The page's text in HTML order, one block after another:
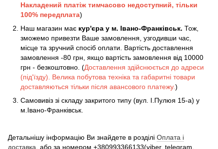
Накладений платіж тимчасово недоступний, тільки
100% передплата)
Наш магазин має кур'єра у м. Івано-Франківськ. Тож,
зможемо привезти Ваше замовлення, узгодивши час,
місце та зручний спосіб оплати. Вартість доставлення
замовлення -80 грн, якщо вартість замовлення від 10000
грн - безкоштовно. (Доставлення здійснюється до адреси
(під'їзду). Велика побутова техніка та габаритні товари
доставляються тільки після авансового платежу.)
Самовивіз зі складу закритого типу (вул. І.Пулюя 15-а) у
м.Івано-Франківськ.
Детальнішу інформацію Ви знайдете в розділі Оплата і
доставка , або за номером +380993366133(viber, telegram,